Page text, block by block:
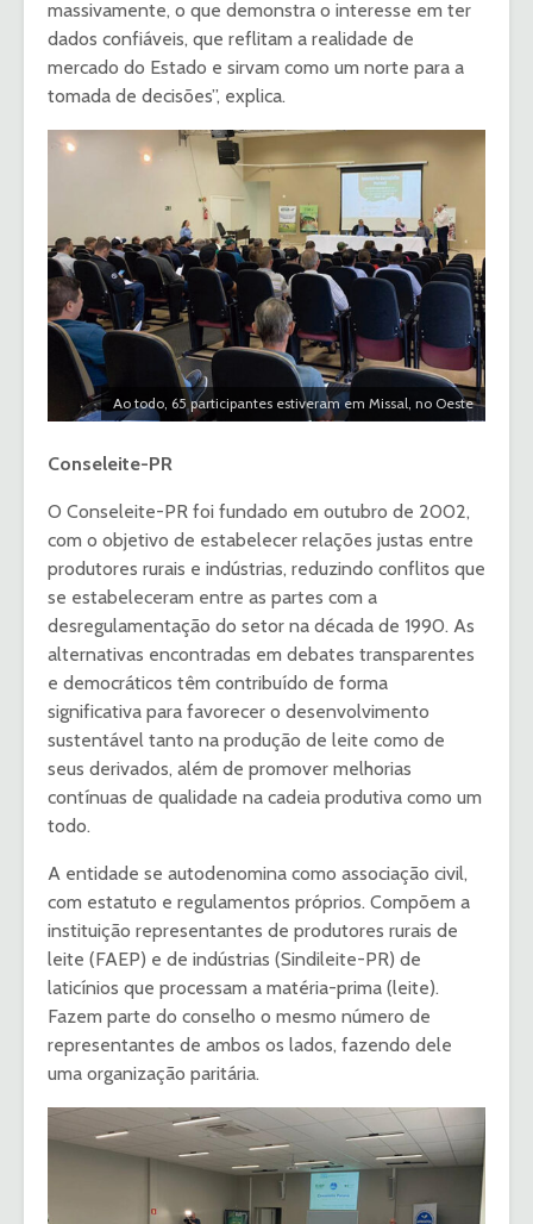
massivamente, o que demonstra o interesse em ter
dados confiáveis, que reflitam a realidade de
mercado do Estado e sirvam como um norte para a
tomada de decisões”, explica.
Ao todo, 65 participantes estiveram em Missal, no Oeste
Conseleite-PR
O Conseleite-PR foi fundado em outubro de 2002,
com o objetivo de estabelecer relações justas entre
produtores rurais e indústrias, reduzindo conflitos que
se estabeleceram entre as partes com a
desregulamentação do setor na década de 1990. As
alternativas encontradas em debates transparentes
e democráticos têm contribuído de forma
significativa para favorecer o desenvolvimento
sustentável tanto na produção de leite como de
seus derivados, além de promover melhorias
contínuas de qualidade na cadeia produtiva como um
todo.
A entidade se autodenomina como associação civil,
com estatuto e regulamentos próprios. Compõem a
instituição representantes de produtores rurais de
leite (FAEP) e de indústrias (Sindileite-PR) de
laticínios que processam a matéria-prima (leite).
Fazem parte do conselho o mesmo número de
representantes de ambos os lados, fazendo dele
uma organização paritária.